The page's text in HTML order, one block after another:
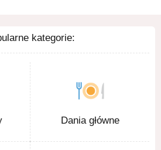
kategorie:
Dania główne